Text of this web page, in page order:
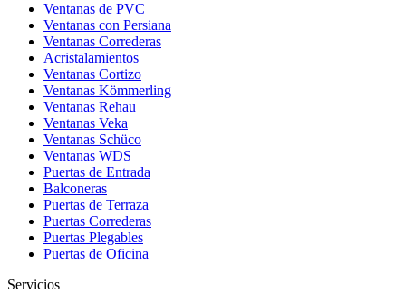
Ventanas de PVC
Ventanas con Persiana
Ventanas Correderas
Acristalamientos
Ventanas Cortizo
Ventanas Kömmerling
Ventanas Rehau
Ventanas Veka
Ventanas Schüco
Ventanas WDS
Puertas de Entrada
Balconeras
Puertas de Terraza
Puertas Correderas
Puertas Plegables
Puertas de Oficina
Servicios